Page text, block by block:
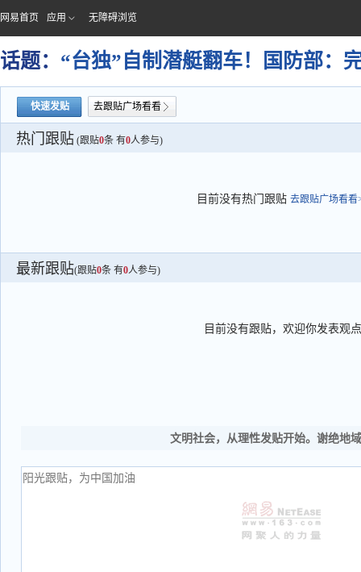
网易首页 应用 无障碍浏览
话题： “台独”自制潜艇翻车！国防部：
快速发贴 去跟贴广场看看
热门跟贴 (跟贴0条 有0人参与)
目前没有热门跟贴 去跟贴广场看看
最新跟贴(跟贴0条 有0人参与)
目前没有跟贴，欢迎你发表观点
文明社会，从理性发贴开始。谢绝地